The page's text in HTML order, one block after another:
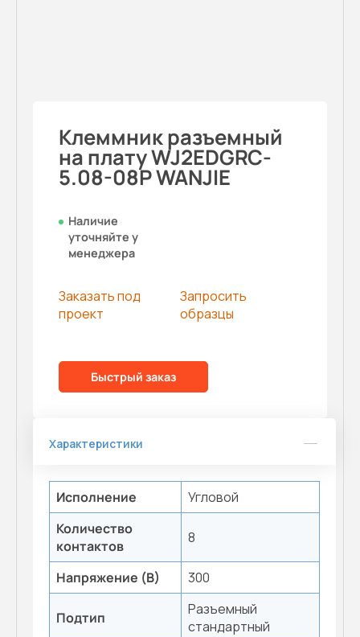
Клеммник разъемный
на плату WJ2EDGRC-
5.08-08P WANJIE
Наличие
уточняйте у
менеджера
Заказать под
проект
Запросить
образцы
Быстрый заказ
Характеристики
Исполнение
Угловой
Количество
контактов
8
Напряжение (В) 300
Подтип
Разъемный
стандартный